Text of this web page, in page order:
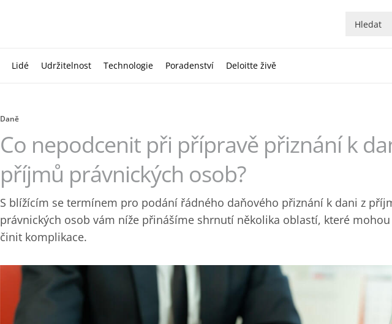
Lidé Udržitelnost Technologie Poradenství Deloitte živě
Daně
Co nepodcenit při přípravě přiznání k
příjmů právnických osob?
S blížícím se termínem pro podání řádného daňového přiznání k dani z
právnických osob vám níže přinášíme shrnutí několika oblastí, které mohou
činit komplikace.